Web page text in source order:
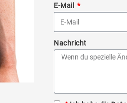
E-Mail
Nachricht